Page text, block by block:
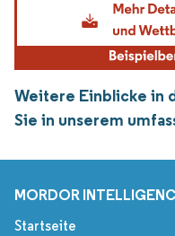
Weitere Einblicke in
Sie in unserem
MORDOR
Startseite